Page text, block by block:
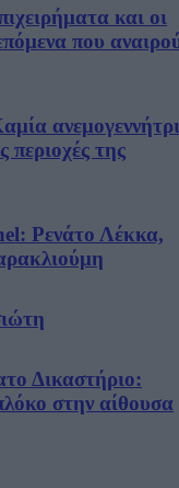
και οι
που
περιοχές της
Ρενάτο Λέκκα,
Δικαστήριο:
στην αίθουσα